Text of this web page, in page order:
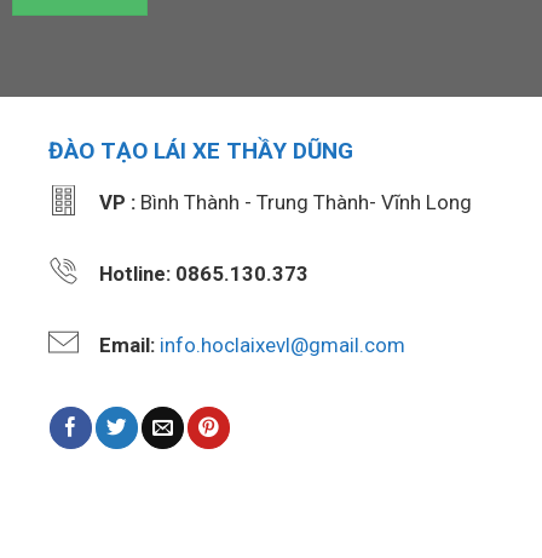
ĐÀO TẠO LÁI XE THẦY DŨNG
VP :Bình Thành - Trung Thành- Vĩnh Long
Hotline: 0865.130.373
Email: info.hoclaixevl@gmail.com